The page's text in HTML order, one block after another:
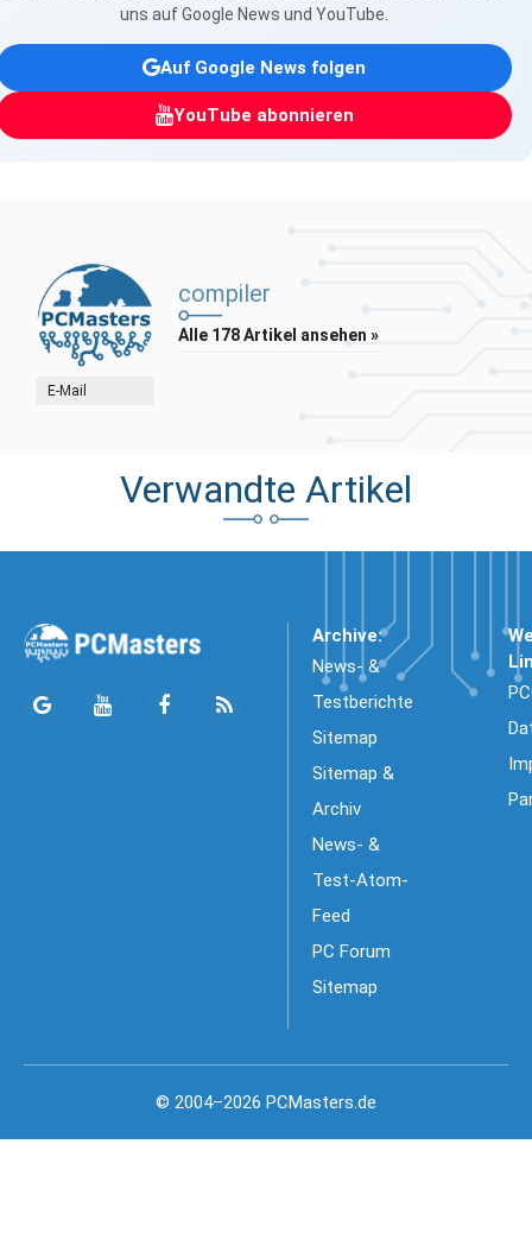
uns auf Google News und YouTube.
Auf Google News folgen
YouTube abonnieren
E-Mail
compiler
Alle 178 Artikel ansehen »
Verwandte Artikel
Archive:
News- &
Testberichte
Sitemap
Sitemap &
Archiv
News- &
Test-Atom-
Feed
PC Forum
Sitemap
© 2004–2026 PCMasters.de